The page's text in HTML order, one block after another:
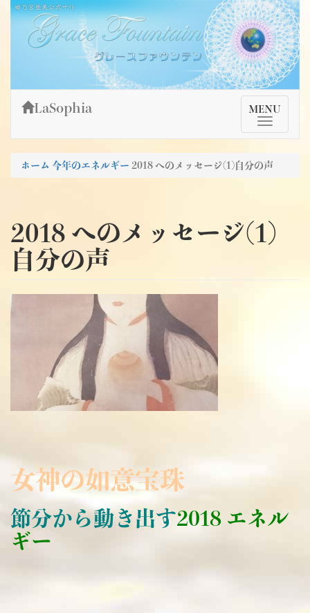
Skip
content
姫乃宮亜美公式サイト～Grace Fountain～
グレースファウンテン
TMenu
MENU
LaSophia
ホーム 今年のエネルギー 2018 へのメッセージ(1)自分の声
2018 へのメッセージ(1)
自分の声
女神の如意宝珠
節分から動き出す2018 エネル
ギー